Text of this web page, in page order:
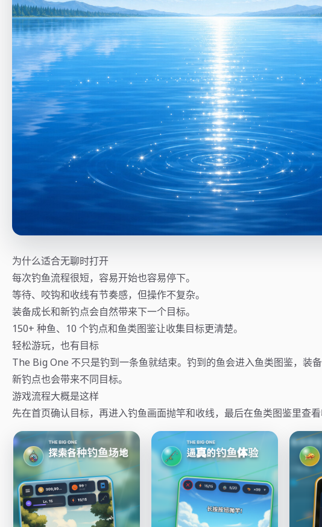
为什么适合无聊时打开
每次钓鱼流程很短，容易开始也容易停下。
等待、咬钩和收线有节奏感，但操作不复杂。
装备成长和新钓点会自然带来下一个目标。
150+ 种鱼、10 个钓点和鱼类图鉴让收集目标更清楚。
轻松游玩，也有目标
The Big One 不只是钓到一条鱼就结束。钓到的鱼会进入鱼类图鉴，装备
新钓点也会带来不同目标。
游戏流程大概是这样
先在首页确认目标，再进入钓鱼画面抛竿和收线，最后在鱼类图鉴里查看